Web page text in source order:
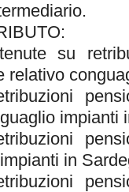
su
relativo
impianti
in